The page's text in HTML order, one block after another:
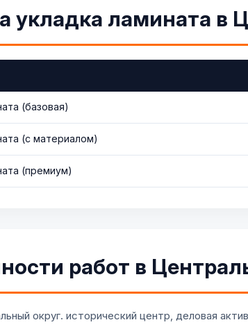
укладка ламината в
(базовая)
(с материалом)
(премиум)
работ в
округ. исторический центр, деловая